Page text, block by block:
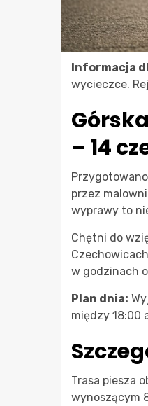
Informacja
wycieczce.
– 14
przez
wyprawy to
Chętni do
w godzinach
Plan dnia:
między 18:00
Trasa piesza
wynoszącym